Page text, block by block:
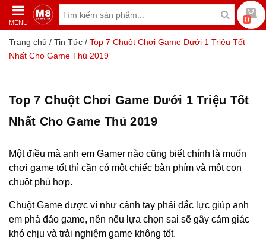
MENU 0
Trang chủ / Tin Tức / Top 7 Chuột Chơi Game Dưới 1 Triệu Tốt
Nhất Cho Game Thủ 2019
Top 7 Chuột Chơi Game Dưới 1 Triệu Tốt
Nhất Cho Game Thủ 2019
Một điều mà anh em Gamer nào cũng biết chính là muốn
chơi game tốt thì cần có một chiếc bàn phím và một con
chuột phù hợp.
Chuột Game được ví như cánh tay phải đắc lực giúp anh
em phá đảo game, nên nếu lựa chọn sai sẽ gây cảm giác
khó chịu và trải nghiệm game không tốt.